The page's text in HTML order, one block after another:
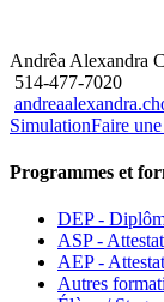
Andrêa Alexandra
514-477-7020
SimulationFaire
Programmes et
DEP -
ASP -
AEP -
Autres